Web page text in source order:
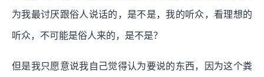
为我最讨厌跟俗人说话的，是不是，我的听众，看理想的
听众，不可能是俗人来的，是不是？
但是我只愿意说我自己觉得认为要说的东西，因为这个粪